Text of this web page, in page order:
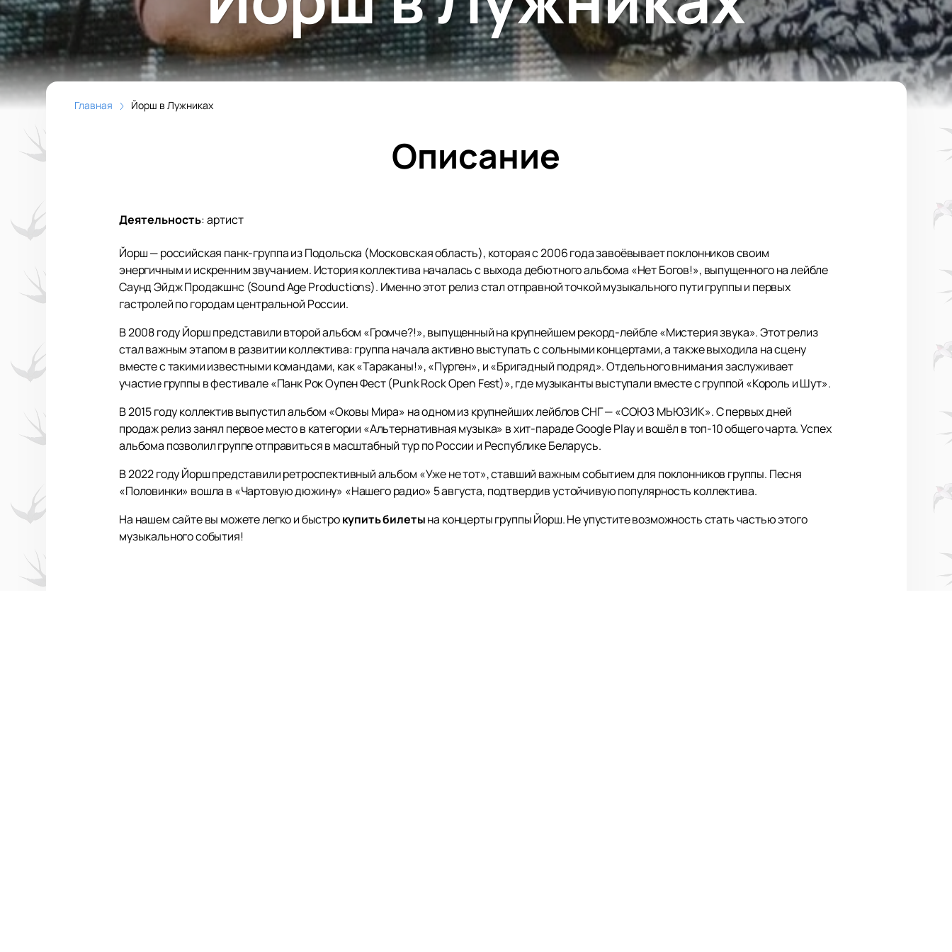
Главная Йорш в Лужниках
Описание
Деятельность:артист
Йорш — российская панк-группа из Подольска (Московская область), которая с 2006 года завоёвывает поклонников своим
энергичным и искренним звучанием. История коллектива началась с выхода дебютного альбома «Нет Богов!», выпущенного на лейбле
Саунд Эйдж Продакшнс (Sound Age Productions). Именно этот релиз стал отправной точкой музыкального пути группы и первых
гастролей по городам центральной России.
В 2008 году Йорш представили второй альбом «Громче?!», выпущенный на крупнейшем рекорд-лейбле «Мистерия звука». Этот релиз
стал важным этапом в развитии коллектива: группа начала активно выступать с сольными концертами, а также выходила на сцену
вместе с такими известными командами, как «Тараканы!», «Пурген», и «Бригадный подряд». Отдельного внимания заслуживает
участие группы в фестивале «Панк Рок Оупен Фест (Punk Rock Open Fest)», где музыканты выступали вместе с группой «Король и Шут».
В 2015 году коллектив выпустил альбом «Оковы Мира» на одном из крупнейших лейблов СНГ — «СОЮЗ МЬЮЗИК». С первых дней
продаж релиз занял первое место в категории «Альтернативная музыка» в хит-параде Google Play и вошёл в топ-10 общего чарта. Успех
альбома позволил группе отправиться в масштабный тур по России и Республике Беларусь.
В 2022 году Йорш представили ретроспективный альбом «Уже не тот», ставший важным событием для поклонников группы. Песня
«Половинки» вошла в «Чартовую дюжину» «Нашего радио» 5 августа, подтвердив устойчивую популярность коллектива.
На нашем сайте вы можете легко и быстрокупить билетына концерты группы Йорш. Не упустите возможность стать частью этого
музыкального события!